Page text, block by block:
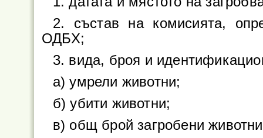
2. състав на комисията,
ОДБХ;
3. вида, броя и
а) умрели животни;
б) убити животни;
в) общ брой загробени